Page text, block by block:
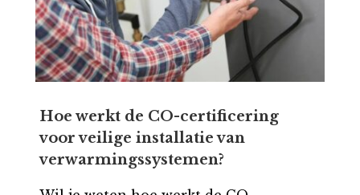
Hoe werkt de CO-certificering
voor veilige installatie van
verwarmingssystemen?